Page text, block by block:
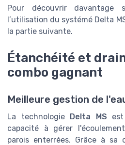
Pour découvrir davantage
l’utilisation du systémé Delta
la partie suivante.
Étanchéité et
combo gagnant
Meilleure gestion de
La technologie Delta MS
capacité à gérer
parois enterrées. Grâce à sa